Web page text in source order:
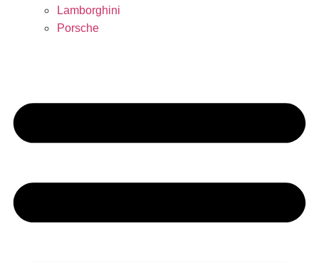
Lamborghini
Porsche